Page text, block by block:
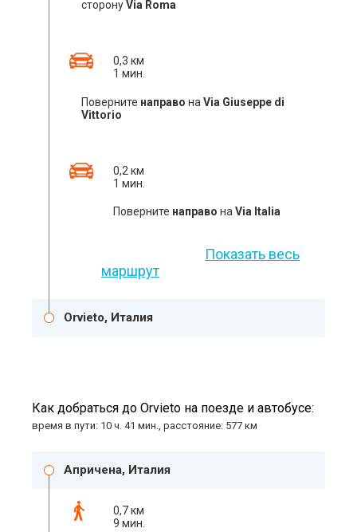
сторонуVia Roma
0,3 км
1 мин.
Поверните направо на Via Giuseppe di
Vittorio
0,2 км
1 мин.
Поверните направо на Via Italia
Показать весь
маршрут
Orvieto, Италия
Как добраться до Orvieto на поезде и автобусе:
время в пути: 10 ч. 41 мин., расстояние: 577 км
Апричена, Италия
0,7 км
9 мин.